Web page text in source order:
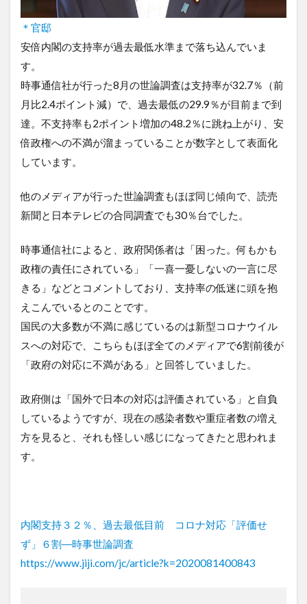
＊官邸
安倍内閣の支持率が過去最低水準まで落ち込んでいま
す。
時事通信社が行った8月の世論調査は支持率が32.7％（前
月比2.4ポイント減）で、過去最低の29.9％が目前まで到
達。不支持率も2ポイント増加の48.2％に跳ね上がり、安
倍政権への不満が溜まっていることが数字として表面化
しています。
他のメディアが行った世論調査もほぼ同じ傾向で、読売
新聞と日本テレビの合同調査でも30％台でした。
時事通信社によると、政府関係者は「困った。何もかも
政権の責任にされている」「一喜一憂しないの一言に尽
きる」などとコメントしており、支持率の低迷に頭を抱
えこんでいるとのことです。
国民の大多数が不満に感じているのは新型コロナウイル
スへの対応で、こちらもほぼ全てのメディアで6割前後が
「政府の対応に不満がある」と回答していました。
政府側は「国外で日本の対応は評価されている」と自負
しているようですが、現在の感染者数や重症者数の増え
方を見ると、それも怪しい感じになってきたと思われま
す。
内閣支持３２％、過去最低目前 コロナ対応「評価せ
ず」６割―時事世論調査
https://www.jiji.com/jc/article?k=2020081400843